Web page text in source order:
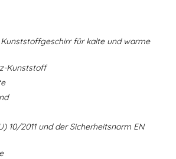
für kalte und warme
Kunststoff
10/2011 und der Sicherheitsnorm EN